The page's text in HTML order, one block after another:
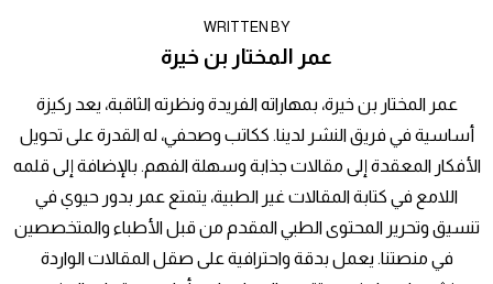
WRITTEN BY
عمر المختار بن خيرة
عمر المختار بن خيرة، بمهاراته الفريدة ونظرته الثاقبة، يعد ركيزة
أساسية في فريق النشر لدينا. ككاتب وصحفي، له القدرة على تحويل
الأفكار المعقدة إلى مقالات جذابة وسهلة الفهم. بالإضافة إلى قلمه
اللامع في كتابة المقالات غير الطبية، يتمتع عمر بدور حيوي في
تنسيق وتحرير المحتوى الطبي المقدم من قبل الأطباء والمتخصصين
في منصتنا. يعمل بدقة واحترافية على صقل المقالات الواردة